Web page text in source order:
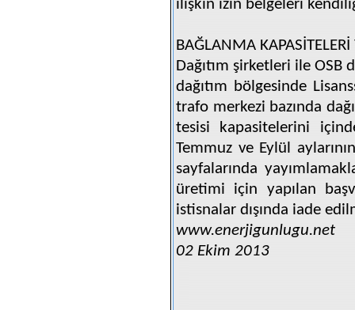
ilişkin izin belgeleri
BAĞLANMA
Dağıtım şirketleri ile OSB
dağıtım bölgesinde
trafo merkezi bazında
tesisi kapasitelerini
Temmuz ve Eylül
sayfalarında
üretimi için yapılan
istisnalar dışında iade
www.enerjigunlugu.net
02 Ekim 2013